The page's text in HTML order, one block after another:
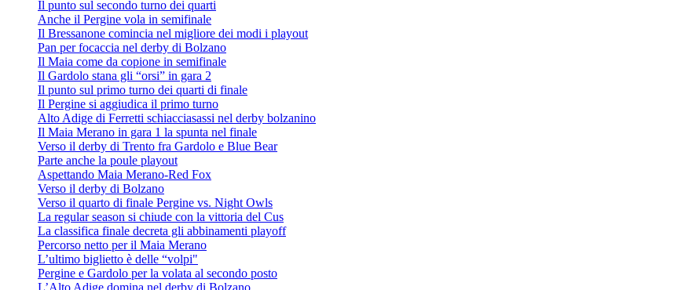
Il punto sul secondo turno dei quarti
Anche il Pergine vola in semifinale
Il Bressanone comincia nel migliore dei modi i playout
Pan per focaccia nel derby di Bolzano
Il Maia come da copione in semifinale
Il Gardolo stana gli “orsi” in gara 2
Il punto sul primo turno dei quarti di finale
Il Pergine si aggiudica il primo turno
Alto Adige di Ferretti schiacciasassi nel derby bolzanino
Il Maia Merano in gara 1 la spunta nel finale
Verso il derby di Trento fra Gardolo e Blue Bear
Parte anche la poule playout
Aspettando Maia Merano-Red Fox
Verso il derby di Bolzano
Verso il quarto di finale Pergine vs. Night Owls
La regular season si chiude con la vittoria del Cus
La classifica finale decreta gli abbinamenti playoff
Percorso netto per il Maia Merano
L’ultimo biglietto è delle “volpi"
Pergine e Gardolo per la volata al secondo posto
L’Alto Adige domina nel derby di Bolzano